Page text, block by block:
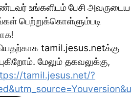
உங்களிடம் பேசி அவருடைய
பெற்றுக்கொள்ளும்படி
tamil.jesus.netக்கு
மேலும் தகவலுக்கு,
tamil.jesus.net/?